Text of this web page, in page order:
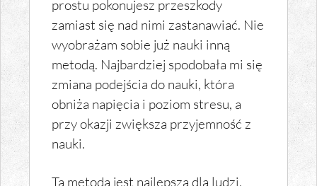
prostu pokonujesz przeszkody
zamiast się nad nimi zastanawiać. Nie
wyobrażam sobie już nauki inną
metodą. Najbardziej spodobała mi się
zmiana podejścia do nauki, która
obniża napięcia i poziom stresu, a
przy okazji zwiększa przyjemność z
nauki.
Ta metoda jest najlepsza dla ludzi,